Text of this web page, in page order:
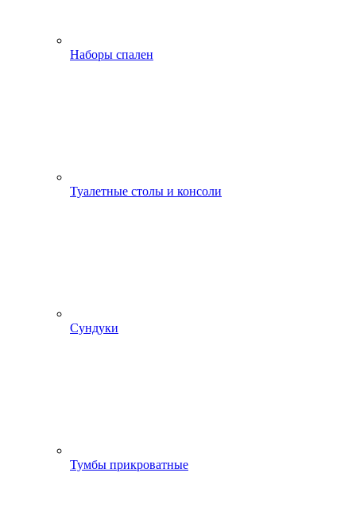
Наборы спален
Туалетные столы и консоли
Сундуки
Тумбы прикроватные